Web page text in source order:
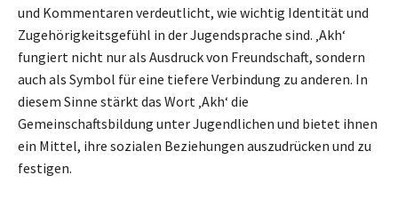
und Kommentaren verdeutlicht, wie wichtig Identität und
Zugehörigkeitsgefühl in der Jugendsprache sind. ‚Akh‘
fungiert nicht nur als Ausdruck von Freundschaft, sondern
auch als Symbol für eine tiefere Verbindung zu anderen. In
diesem Sinne stärkt das Wort ‚Akh‘ die
Gemeinschaftsbildung unter Jugendlichen und bietet ihnen
ein Mittel, ihre sozialen Beziehungen auszudrücken und zu
festigen.